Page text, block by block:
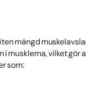
mängd
musklerna, vilket gör
som: